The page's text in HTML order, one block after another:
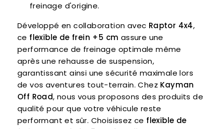
freinage d'origine.
Développé en collaboration avec Raptor 4x4,
ce flexible de frein +5 cm assure une
performance de freinage optimale même
après une rehausse de suspension,
garantissant ainsi une sécurité maximale lors
de vos aventures tout-terrain. Chez Kayman
Off Road, nous vous proposons des produits de
qualité pour que votre véhicule reste
performant et sûr. Choisissez ce flexible de